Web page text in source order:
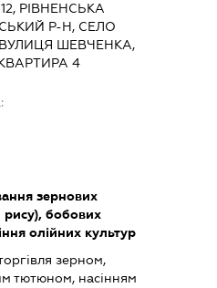
РІВНЕНСЬКА
Р-Н, СЕЛО
ШЕВЧЕНКА,
4
зернових
рису), бобових
олійних культур
зерном,
тютюном, насінням